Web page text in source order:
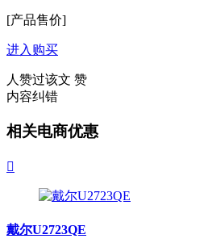
[产品售价]
进入购买
人赞过该文 赞
内容纠错
相关电商优惠

戴尔U2723QE